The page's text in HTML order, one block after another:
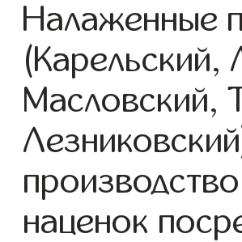
Налаженные
(Карельский,
Масловский,
наценок